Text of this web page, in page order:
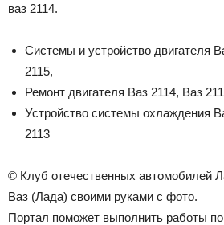
ваз 2114.
Системы и устройство двигателя
2115,
Ремонт двигателя Ваз 2114, Ваз
Устройство системы охлаждения
2113
© Клуб отечественных автомобилей
Ваз (Лада) своими руками с фото.
Портал поможет выполнить работы